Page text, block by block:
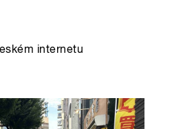
internetu